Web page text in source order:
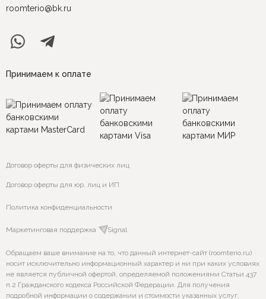
roomterio@bk.ru
Принимаем к оплате
Договор оферты для физических лиц
Договор оферты для юр. лиц и ИП
Политика конфиденциальности
Маркетинговая поддержка VSignal
Обращаем ваше внимание на то, что данный интернет-сайт (roomterio.ru)
носит исключительно информационный характер и ни при каких условиях
не является публичной офертой, определяемой положениями Статьи 437
п.2 Гражданского кодекса Российской Федерации. Для получения
подробной информации о содержании и стоимости указанных услуг,